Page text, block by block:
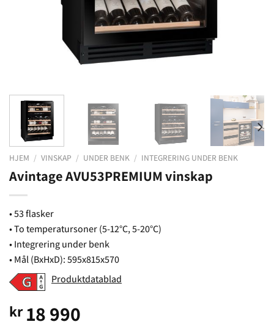
HJEM / VINSKAP / UNDER BENK / INTEGRERING UNDER BENK
Avintage AVU53PREMIUM vinskap
• 53 flasker
• To temperatursoner (5-12°C, 5-20°C)
• Integrering under benk
• Mål (BxHxD): 595x815x570
Produktdatablad
kr18 990